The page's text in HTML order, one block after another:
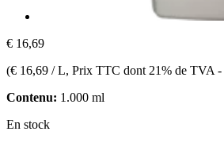
€ 16,69
(€ 16,69 / L, Prix TTC dont 21% de TVA -
Contenu: 1.000 ml
En stock